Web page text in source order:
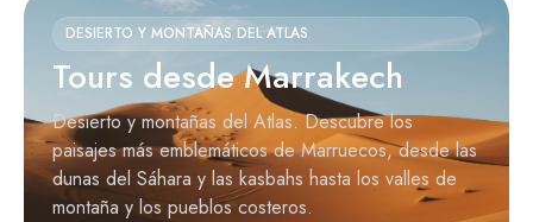
DESIERTO Y MONTAÑAS DEL ATLAS
Tours desde Marrakech
Desierto y montañas del Atlas. Descubre los
paisajes más emblemáticos de Marruecos, desde las
dunas del Sáhara y las kasbahs hasta los valles de
montaña y los pueblos costeros.